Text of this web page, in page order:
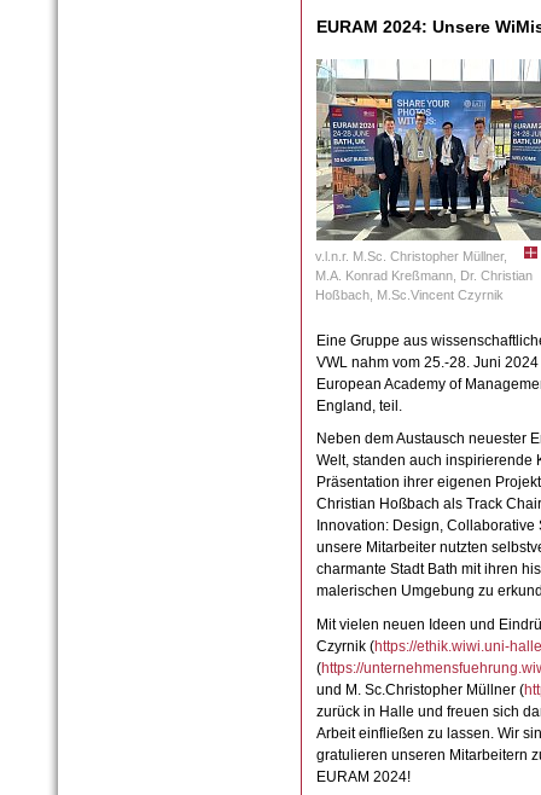
EURAM 2024: Unsere
v.l.n.r. M.Sc. Christopher Müllner,
M.A. Konrad Kreßmann, Dr. Christian
Hoßbach, M.Sc.Vincent Czyrnik
Eine Gruppe aus
VWL nahm vom 25.-28. Juni
European Academy of
England, teil.
Neben dem Austausch neuester
Welt, standen auch inspirierende
Präsentation ihrer eigenen
Christian Hoßbach als Track
Innovation: Design,
unsere Mitarbeiter nutzten
charmante Stadt Bath mit ihren
malerischen Umgebung zu
Mit vielen neuen Ideen und
Czyrnik (https://ethik.wiwi.uni-
(https://
und M. Sc.Christopher Müllner (
zurück in Halle und freuen sich
Arbeit einfließen zu lassen. Wir
gratulieren unseren Mitarbeitern
EURAM 2024!